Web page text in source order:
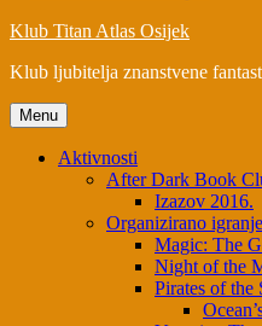
Klub Titan Atlas Osijek
Klub ljubitelja znanstvene
Menu
Aktivnosti
After Dark Book
Izazov 2016.
Organizirano igranje
Magic: The
Night of the
Pirates of the